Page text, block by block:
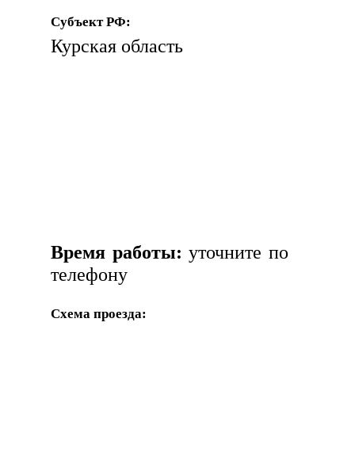
Субъект РФ:
Курская область
Время работы: уточните по
телефону
Схема проезда: